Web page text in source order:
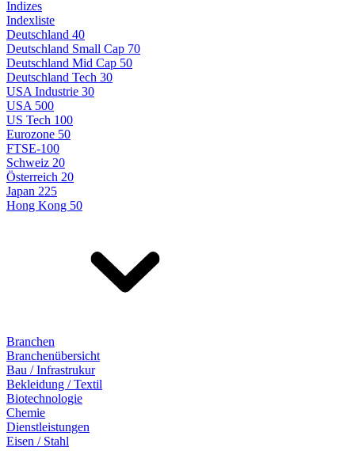
Indizes
Indexliste
Deutschland 40
Deutschland Small Cap 70
Deutschland Mid Cap 50
Deutschland Tech 30
USA Industrie 30
USA 500
US Tech 100
Eurozone 50
FTSE-100
Schweiz 20
Österreich 20
Japan 225
Hong Kong 50
Branchen
Branchenübersicht
Bau / Infrastrukur
Bekleidung / Textil
Biotechnologie
Chemie
Dienstleistungen
Eisen / Stahl